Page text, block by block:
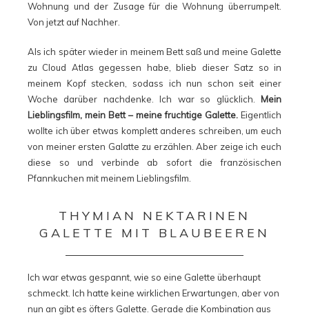
Wohnung und der Zusage für die Wohnung überrumpelt.
Von jetzt auf Nachher.
Als ich später wieder in meinem Bett saß und meine Galette
zu Cloud Atlas gegessen habe, blieb dieser Satz so in
meinem Kopf stecken, sodass ich nun schon seit einer
Woche darüber nachdenke. Ich war so glücklich. Mein
Lieblingsfilm, mein Bett – meine fruchtige Galette. Eigentlich
wollte ich über etwas komplett anderes schreiben, um euch
von meiner ersten Galatte zu erzählen. Aber zeige ich euch
diese so und verbinde ab sofort die französischen
Pfannkuchen mit meinem Lieblingsfilm.
THYMIAN NEKTARINEN
GALETTE MIT BLAUBEEREN
Ich war etwas gespannt, wie so eine Galette überhaupt
schmeckt. Ich hatte keine wirklichen Erwartungen, aber von
nun an gibt es öfters Galette. Gerade die Kombination aus